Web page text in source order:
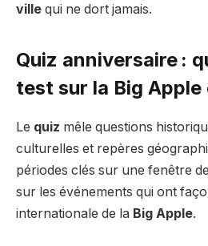
ville qui ne dort jamais.
Quiz anniversaire :
test sur la Big Apple
Le quiz mêle questions
culturelles et repères
périodes clés sur une fenêtre de
sur les événements qui ont
internationale de la Big Apple.